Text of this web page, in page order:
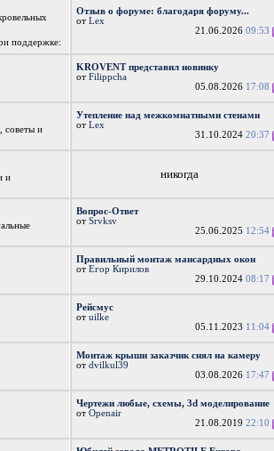
поддержке:
Отзыв о форуме: благодаря форуму...
отLex
21.06.202609:53
KROVENT представил новинку
отFilippcha
05.08.2026 17:08
советы и
Утепление над межкомнатными стенами
отLex
31.10.202420:37
и
никогда
Вопрос-Ответ
отSrvksv
25.06.2025 12:54
Правильный монтаж мансардных окон
отЕгор Кирилов
29.10.202408:17
Рейсмус
отuilke
05.11.2023 11:04
Монтаж крыши заказчик снял на камеру
отdvilkul39
03.08.2026 17:47
Чертежи любые, схемы, 3d моделирование
отOpenair
21.08.201922:10